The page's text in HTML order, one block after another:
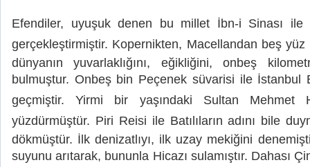
Efendiler, uyuşuk denen bu millet İbn-i Sinası
gerçekleştirmiştir. Kopernikten, Macellandan beş yüz
dünyanın yuvarlaklığını, eğikliğini, onbeş
bulmuştur. Onbeş bin Peçenek süvarisi ile İstanbul
geçmiştir. Yirmi bir yaşındaki Sultan Mehmet
yüzdürmüştür. Piri Reisi ile Batılıların adını bile
dökmüştür. İlk denizatlıyı, ilk uzay mekiğini
suyunu arıtarak, bununla Hicazı sulamıştır. Dahası